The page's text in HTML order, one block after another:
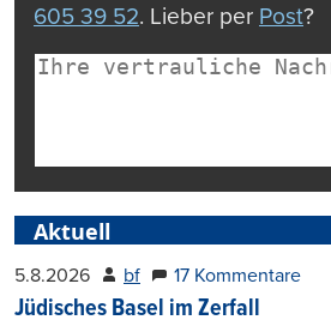
605 39 52. Lieber per Post?
Aktuell
5.8.2026 bf 17 Kommentare
Jüdisches Basel im Zerfall